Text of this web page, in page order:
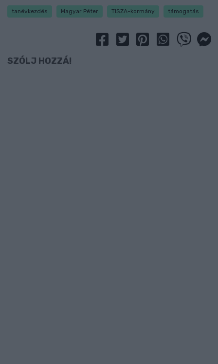
tanévkezdés Magyar Péter TISZA-kormány támogatás
SZÓLJ HOZZÁ!